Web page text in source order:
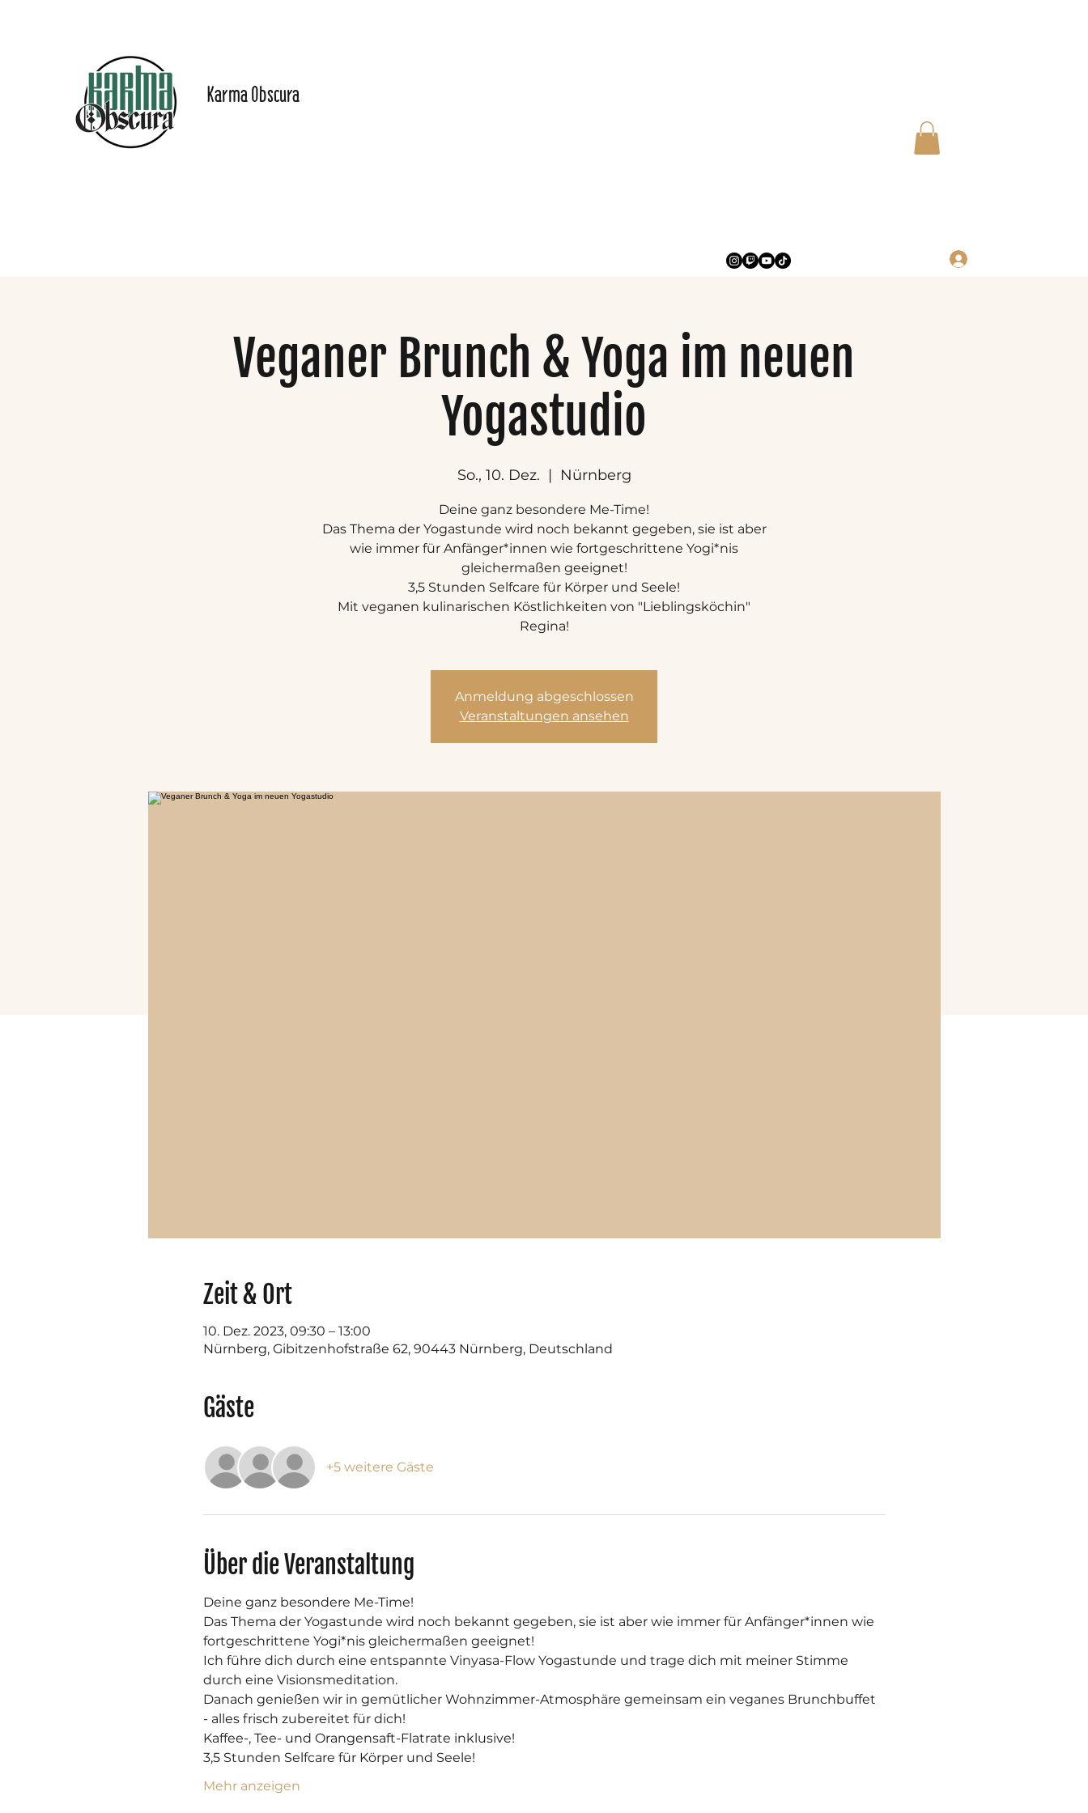
Karma Obscura
Veganer Brunch & Yoga im neuen
Yogastudio
So., 10. Dez.
  |
Nürnberg
Deine ganz besondere Me-Time!
Das Thema der Yogastunde wird noch bekannt gegeben, sie ist aber
wie immer für Anfänger*innen wie fortgeschrittene Yogi*nis
gleichermaßen geeignet!
3,5 Stunden Selfcare für Körper und Seele!
Mit veganen kulinarischen Köstlichkeiten von "Lieblingsköchin"
Regina!
Anmeldung abgeschlossen
Veranstaltungen ansehen
Zeit & Ort
10. Dez. 2023, 09:30 – 13:00
Nürnberg, Gibitzenhofstraße 62, 90443 Nürnberg, Deutschland
Gäste
+5 weitere Gäste
Über die Veranstaltung
Deine ganz besondere Me-Time!
Das Thema der Yogastunde wird noch bekannt gegeben, sie ist aber wie immer für Anfänger*innen wie
fortgeschrittene Yogi*nis gleichermaßen geeignet!
Ich führe dich durch eine entspannte Vinyasa-Flow Yogastunde und trage dich mit meiner Stimme
durch eine Visionsmeditation.
Danach genießen wir in gemütlicher Wohnzimmer-Atmosphäre gemeinsam ein veganes Brunchbuffet
- alles frisch zubereitet für dich!
Kaffee-, Tee- und Orangensaft-Flatrate inklusive!
3,5 Stunden Selfcare für Körper und Seele!
Mehr anzeigen